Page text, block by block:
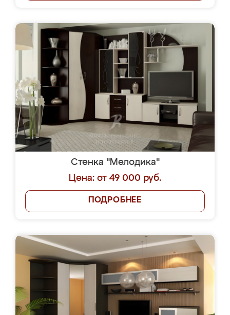
Стенка "Мелодика"
Цена: от 49 000 руб.
ПОДРОБНЕЕ